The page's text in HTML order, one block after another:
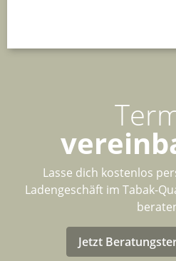
Lasse dich kostenlos
Ladengeschäft im Tabak-
Jetzt